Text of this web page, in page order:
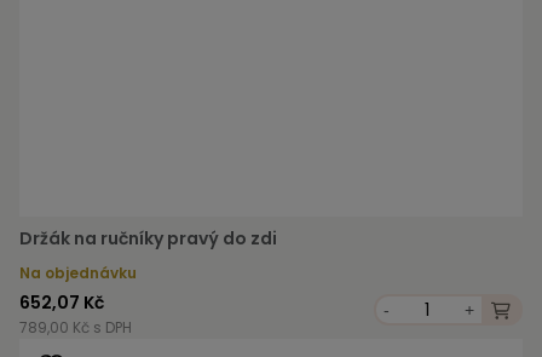
Držák na ručníky pravý do zdi
Na objednávku
652,07 Kč
789,00 Kč s DPH
- +